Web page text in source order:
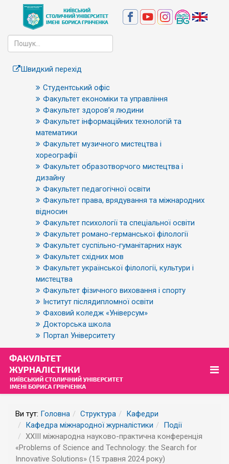
Швидкий перехід
Студентський офіс
Факультет економіки та управління
Факультет здоров’я людини
Факультет інформаційних технологій та
математики
Факультет музичного мистецтва і
хореографії
Факультет образотворчого мистецтва і
дизайну
Факультет педагогічної освіти
Факультет права, врядування та міжнародних
відносин
Факультет психології та спеціальної освіти
Факультет романо-германської філології
Факультет суспільно-гуманітарних наук
Факультет східних мов
Факультет української філології, культури і
мистецтва
Факультет фізичного виховання і спорту
Інститут післядипломної освіти
Фаховий коледж «Універсум»
Докторська школа
Портал Університету
Ви тут: Головна Структура
Кафедри
Кафедра міжнародної журналістики
Події
XXIII міжнародна науково-практична конференція
«Problems of Science and Technology: the Search for
Innovative Solutions» (15 травня 2024 року)